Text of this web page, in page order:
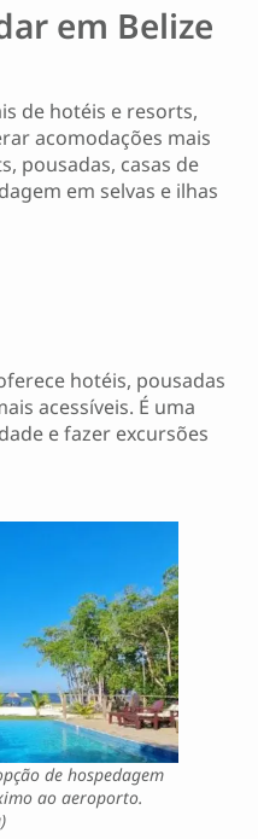
em Belize
de hotéis e resorts,
acomodações mais
pousadas, casas de
em selvas e ilhas
hotéis, pousadas
acessíveis. É uma
e fazer excursões
de hospedagem
ao aeroporto.